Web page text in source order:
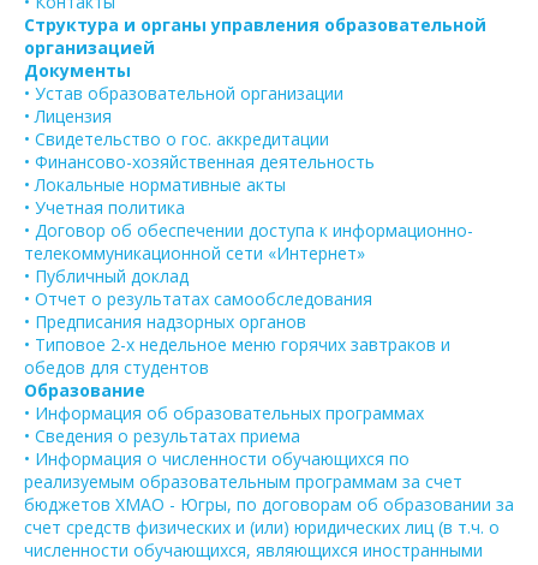
Структура и органы управления образовательной
организацией
Документы
• Устав образовательной организации
• Лицензия
• Свидетельство о гос. аккредитации
• Финансово-хозяйственная деятельность
• Локальные нормативные акты
• Учетная политика
• Договор об обеспечении доступа к информационно-
телекоммуникационной сети «Интернет»
• Публичный доклад
• Отчет о результатах самообследования
• Предписания надзорных органов
• Типовое 2-х недельное меню горячих завтраков и
обедов для студентов
Образование
• Информация об образовательных программах
• Сведения о результатах приема
• Информация о численности обучающихся по
реализуемым образовательным программам за счет
бюджетов ХМАО - Югры, по договорам об образовании за
счет средств физических и (или) юридических лиц (в т.ч. о
численности обучающихся, являющихся иностранными